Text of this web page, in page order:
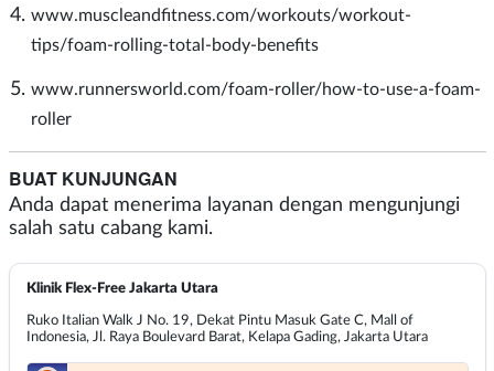
www.muscleandfitness.com/workouts/workout-
tips/foam-rolling-total-body-benefits
www.runnersworld.com/foam-roller/how-to-use-a-foam-
roller
BUAT KUNJUNGAN
Anda dapat menerima layanan dengan mengunjungi
salah satu cabang kami.
Klinik Flex-Free Jakarta Utara
Ruko Italian Walk J No. 19, Dekat Pintu Masuk Gate C, Mall of
Indonesia, Jl. Raya Boulevard Barat, Kelapa Gading, Jakarta Utara